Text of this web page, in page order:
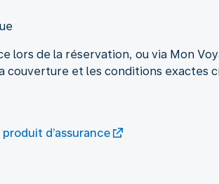
lors de la réservation, ou via Mon
et les conditions exactes
d’assurance